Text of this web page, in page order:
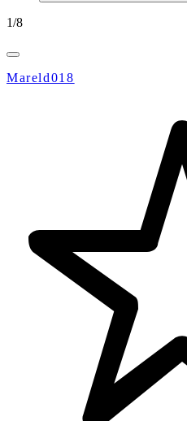
1/8
Mareld018